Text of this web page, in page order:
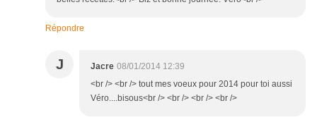
Répondre
J Jacre 08/01/2014 12:39
<br /> <br /> tout mes voeux pour 2014 pour toi aussi
Véro....bisous<br /> <br /> <br /> <br />